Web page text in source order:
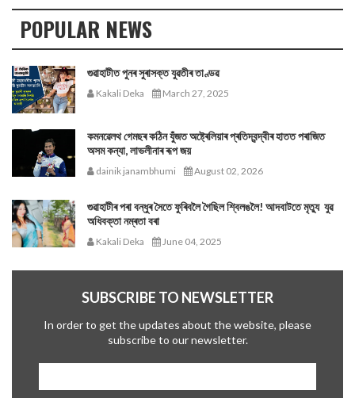
POPULAR NEWS
গুৱাহাটীত পুনৰ সুৰাসক্ত যুৱতীৰ তাণ্ডৱ
Kakali Deka March 27, 2025
কমনৱেলথ গেমছৰ কঠিন যুঁজত অষ্ট্ৰেলিয়াৰ প্ৰতিদ্বন্দ্বীৰ হাতত পৰাজিত
অসম কন্যা, লাভলীনাৰ ৰূপ জয়
dainik janambhumi August 02, 2026
গুৱাহাটীৰ পৰা বন্ধুৰ সৈতে ফুৰিবলৈ গৈছিল শ্বিলঙলৈ! আদবাটতে মৃত্যু যুৱ
অধিবক্তা নম্ৰতা বৰা
Kakali Deka June 04, 2025
SUBSCRIBE TO NEWSLETTER
In order to get the updates about the website, please
subscribe to our newsletter.